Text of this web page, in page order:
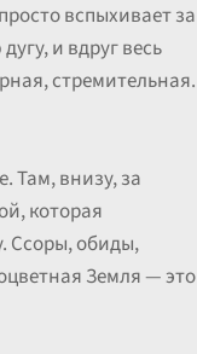
вспыхивает за
и вдруг весь
стремительная.
Там, внизу, за
которая
Ссоры, обиды,
Земля — это